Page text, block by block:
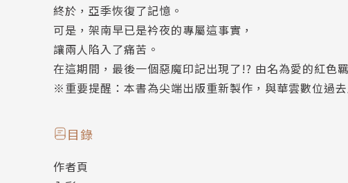
終於，亞季恢復了記憶。
可是，架南早已是衿夜的專屬這事實，
讓兩人陷入了痛苦。
在這期間，最後一個惡魔印記出現了!? 由名為愛的紅色
※重要提醒：本書為尖端出版重新製作，與華雲數位過
目錄
作者頁